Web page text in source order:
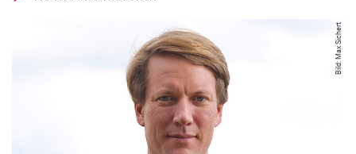
Bild: Max Sichert